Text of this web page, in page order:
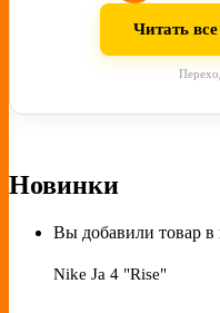
Читать
Новинки
Вы добавили товар в
Nike Ja 4 "Rise"